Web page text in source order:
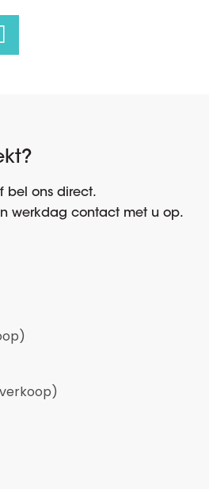
bel ons direct.
werkdag contact met u op.